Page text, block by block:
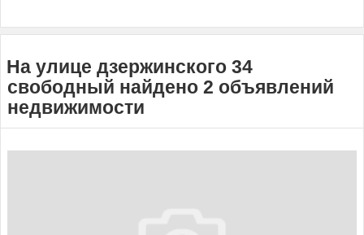
На улице дзержинского 34
свободный найдено 2 объявлений
недвижимости